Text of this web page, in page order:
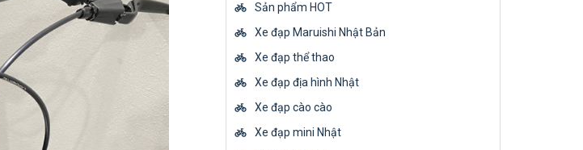
Sản phẩm HOT
Xe đạp Maruishi Nhật Bản
Xe đạp thể thao
Xe đạp địa hình Nhật
Xe đạp cào cào
Xe đạp mini Nhật